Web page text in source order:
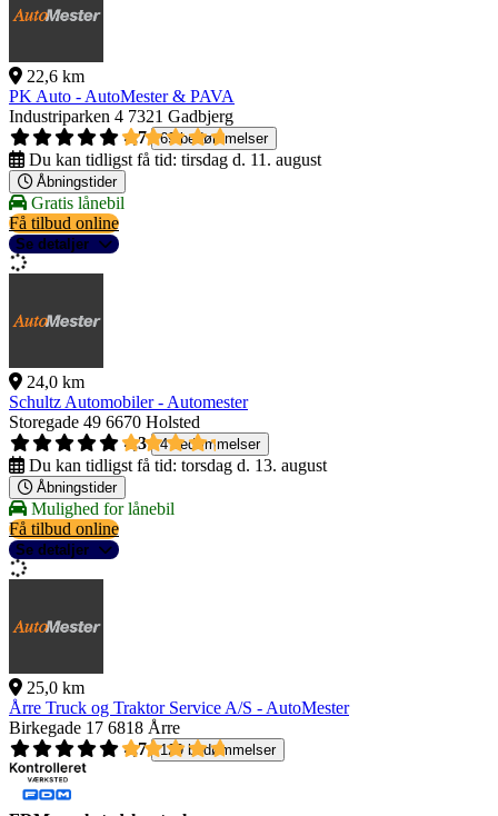
22,6 km
PK Auto - AutoMester & PAVA
Industriparken 4 7321 Gadbjerg
4,7
69 bedømmelser
Du kan tidligst få tid: tirsdag d. 11. august
Åbningstider
Gratis lånebil
Få tilbud online
Se detaljer
24,0 km
Schultz Automobiler - Automester
Storegade 49 6670 Holsted
4,3
4 bedømmelser
Du kan tidligst få tid: torsdag d. 13. august
Åbningstider
Mulighed for lånebil
Få tilbud online
Se detaljer
25,0 km
Årre Truck og Traktor Service A/S - AutoMester
Birkegade 17 6818 Årre
4,7
129 bedømmelser